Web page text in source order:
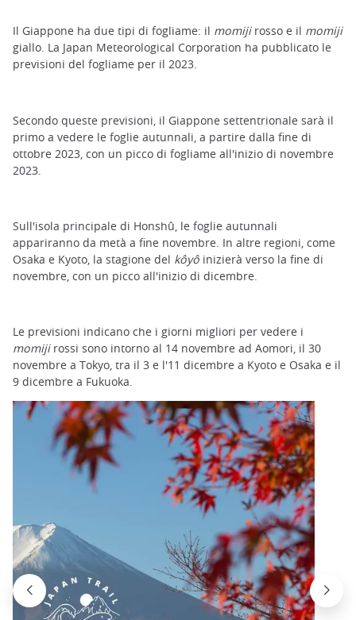
Il Giappone ha due tipi di fogliame: il momijirosso e il momiji
giallo. La Japan Meteorological Corporation ha pubblicato le
previsioni del fogliame per il 2023.
Secondo queste previsioni, il Giappone settentrionale sarà il
primo a vedere le foglie autunnali, a partire dalla fine di
ottobre 2023, con un picco di fogliame all'inizio di novembre
2023.
Sull'isola principale di Honshû, le foglie autunnali
appariranno da metà a fine novembre. In altre regioni, come
Osaka e Kyoto, la stagione del kôyô inizierà verso la fine di
novembre, con un picco all'inizio di dicembre.
Le previsioni indicano che i giorni migliori per vedere i
momiji rossi sono intorno al 14 novembre ad Aomori, il 30
novembre a Tokyo, tra il 3 e l'11 dicembre a Kyoto e Osaka e il
9 dicembre a Fukuoka.